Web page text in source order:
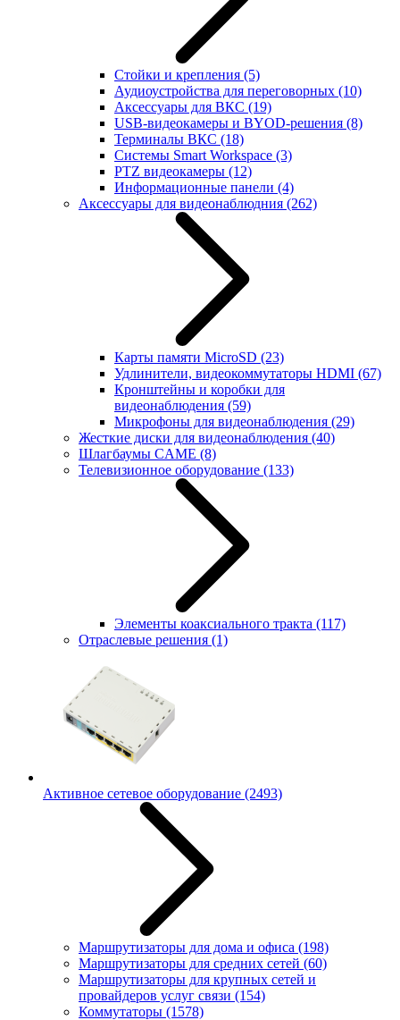
Стойки и крепления (5)
Аудиоустройства для переговорных (10)
Аксессуары для ВКС (19)
USB-видеокамеры и BYOD-решения (8)
Терминалы ВКС (18)
Системы Smart Workspace (3)
PTZ видеокамеры (12)
Информационные панели (4)
Аксессуары для видеонаблюдния (262)
Карты памяти MicroSD (23)
Удлинители, видеокоммутаторы HDMI (67)
Кронштейны и коробки для
видеонаблюдения (59)
Микрофоны для видеонаблюдения (29)
Жесткие диски для видеонаблюдения (40)
Шлагбаумы CAME (8)
Телевизионное оборудование (133)
Элементы коаксиального тракта (117)
Отраслевые решения (1)
Активное сетевое оборудование (2493)
Маршрутизаторы для дома и офиса (198)
Маршрутизаторы для средних сетей (60)
Маршрутизаторы для крупных сетей и
провайдеров услуг связи (154)
Коммутаторы (1578)